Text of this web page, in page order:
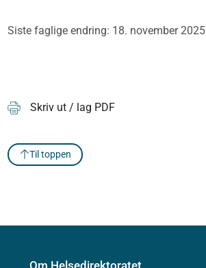
Siste faglige endring: 18. november 2025
Skriv ut / lag PDF
Til toppen